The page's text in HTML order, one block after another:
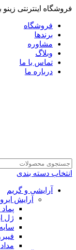
فروشگاه اینترنتی زینو
فروشگاه
برندها
مشاوره
وبلاگ
تماس با ما
درباره ما
انتخاب دسته بندی
آرایشی و گریم
آرایش ابرو
پماد
ژل